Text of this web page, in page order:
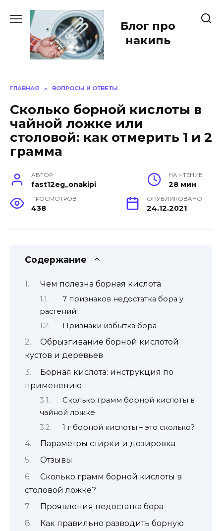
содержанию
Блог про
накипь
ГЛАВНАЯ » ВОПРОСЫ И ОТВЕТЫ
Сколько борной кислоты в
чайной ложке или
столовой: как отмерить 1 и 2
грамма
АВТОР
fast12eg_onakipi
НА ЧТЕНИЕ
28 мин
ПРОСМОТРОВ
438
ОПУБЛИКОВАНО
24.12.2021
Содержание
Чем полезна борная кислота
7 признаков недостатка бора у
растений
Признаки избытка бора
Обрызгивание борной кислотой
кустов и деревьев
Борная кислота: инструкция по
применению
Сколько грамм борной кислоты в
чайной ложке
1 г борной кислоты – это сколько?
Параметры стирки и дозировка
Отзывы
Сколько грамм борной кислоты в
столовой ложке?
Проявления недостатка бора
Как правильно разводить борную